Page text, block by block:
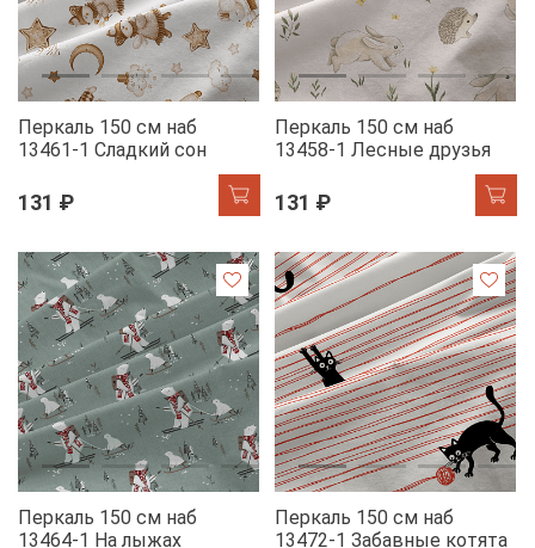
Перкаль 150 см наб
13461-1 Сладкий сон
131 ₽
Перкаль 150 см наб
13458-1 Лесные друзья
131 ₽
Перкаль 150 см наб
13464-1 На лыжах
Перкаль 150 см наб
13472-1 Забавные котята